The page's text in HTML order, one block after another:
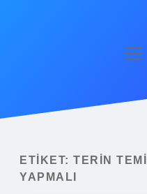
Yasal Uyarı
ETIKET: TERIN
YAPMALI